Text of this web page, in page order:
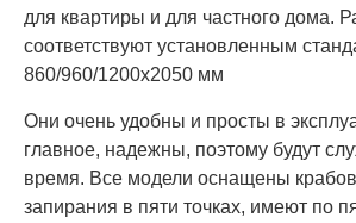
для квартиры и для частного дома.
соответствуют установленным
860/960/1200х2050 мм
Они очень удобны и просты в
главное, надежны, поэтому будут
время. Все модели оснащены
запирания в пяти точках, имеют по